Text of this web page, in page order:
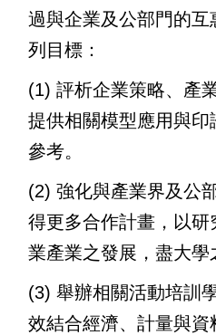
過與企業及公部門的
列目標：
(1) 評析企業策略、產
提供相關模型應用與印
參考。
(2) 強化與產業界及公
得更多合作計畫，以
業產業之發展，盡大學
(3) 舉辦相關活動培訓
效結合經濟、計量與